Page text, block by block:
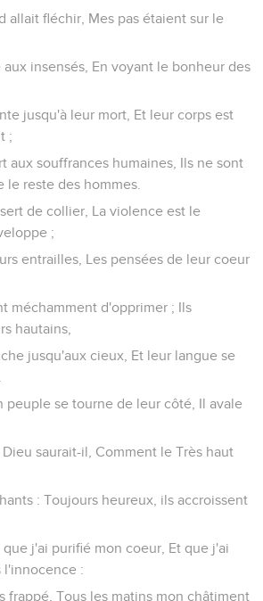
allait fléchir, Mes pas étaient sur le
insensés, En voyant le bonheur des
jusqu'à leur mort, Et leur corps est
;
aux souffrances humaines, Ils ne sont
le reste des hommes.
de collier, La violence est le
;
entrailles, Les pensées de leur coeur
méchamment d'opprimer ; Ils
hautains,
jusqu'aux cieux, Et leur langue se
peuple se tourne de leur côté, Il avale
saurait-il, Comment le Très haut
: Toujours heureux, ils accroissent
j'ai purifié mon coeur, Et que j'ai
l'innocence :
frappé, Tous les matins mon châtiment